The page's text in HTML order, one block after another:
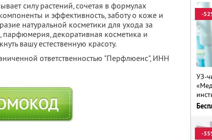
силу растений, сочетая в формулах
и эффективность, заботу о коже и
натуральной косметики для ухода за
парфюмерия, декоративная косметика и
вашу естественную красоту.
ответственностью "Перфлюенс", ИНН
-
УЗ-
-